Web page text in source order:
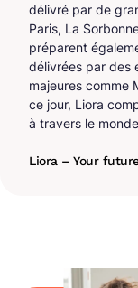
délivré par de
Paris, La
préparent
délivrées par des
majeures comme
ce jour, Liora
à travers le
Liora – Your